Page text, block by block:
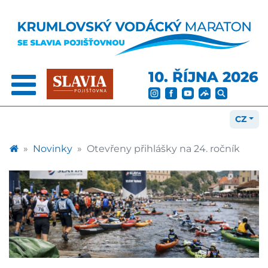
10. ŘÍJNA 2026
CZ
Novinky Otevřeny přihlášky na 24. ročník